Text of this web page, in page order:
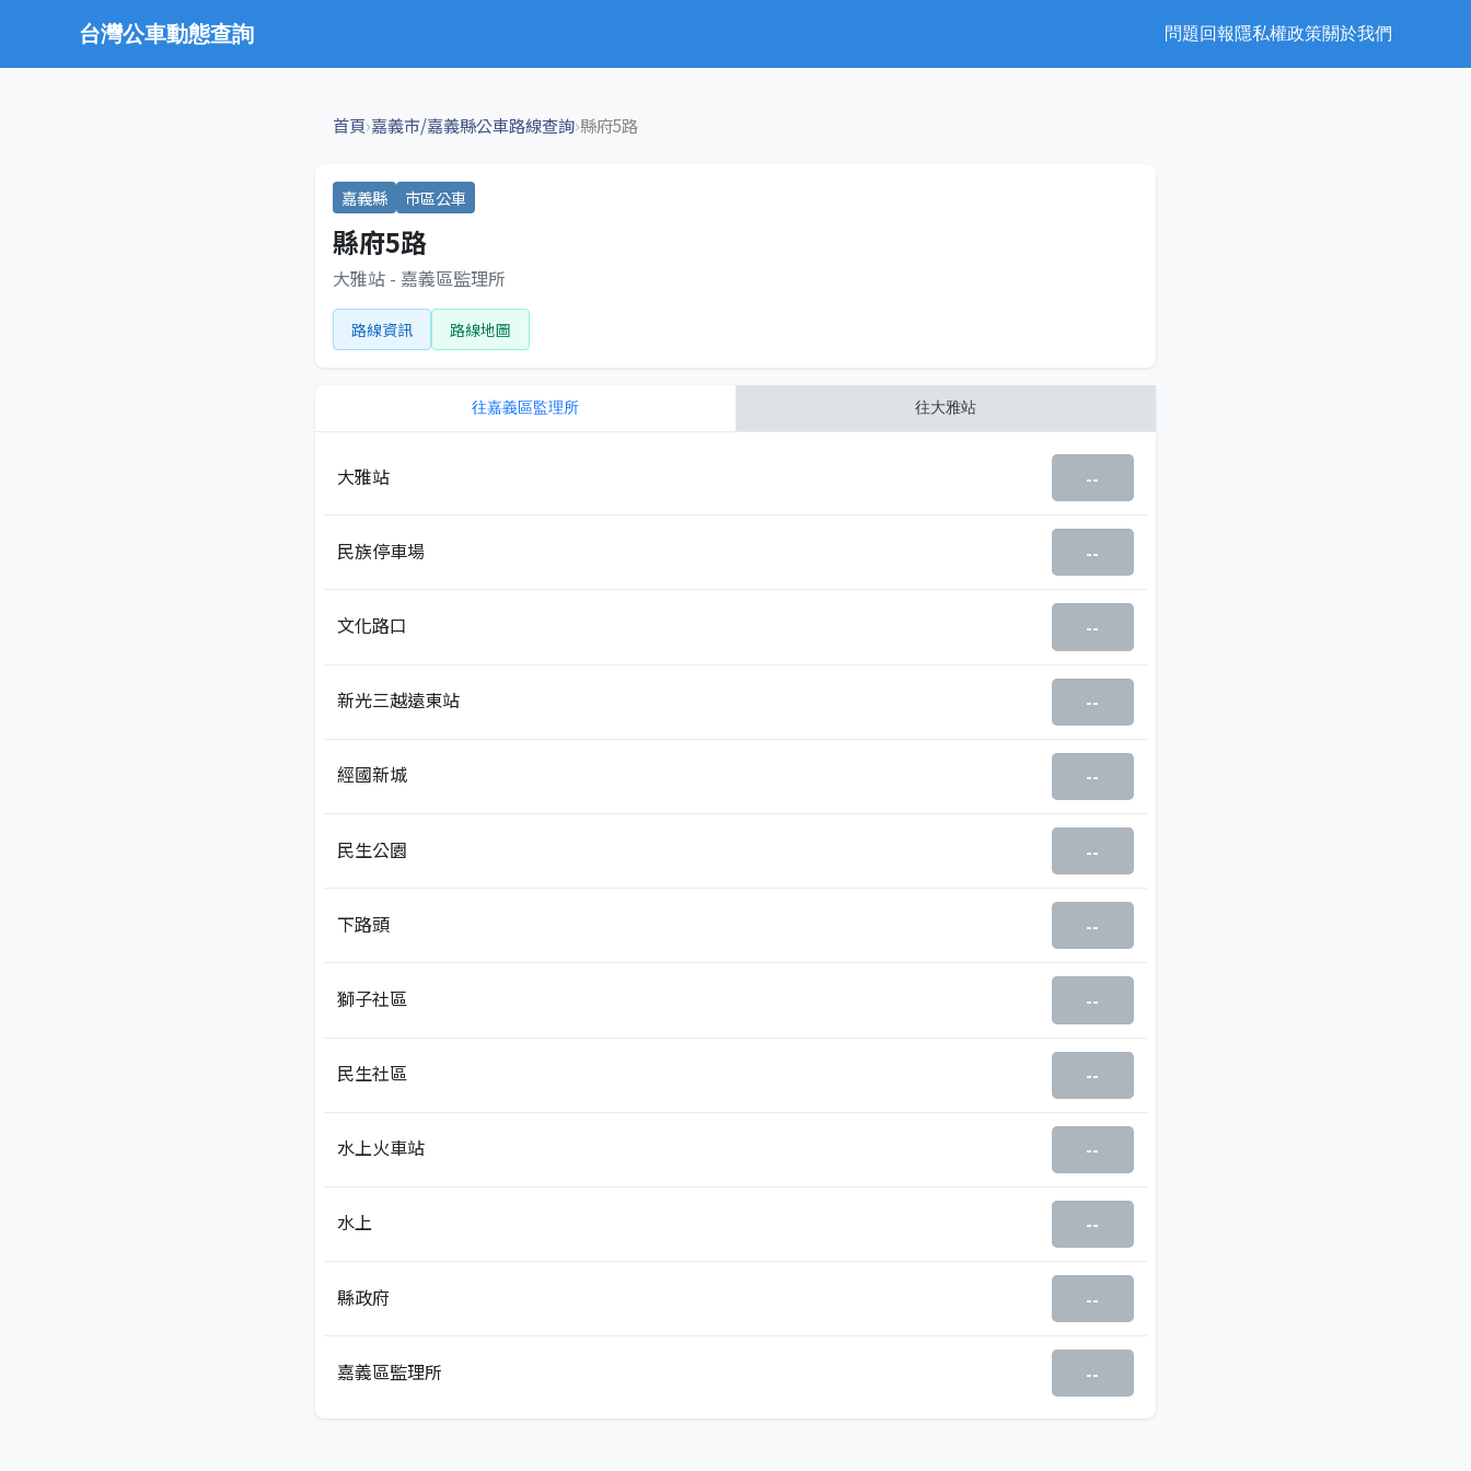
台灣公車動態查詢 問題回報隱私權政策關於我們
首頁›嘉義市/嘉義縣公車路線查詢›縣府5路
嘉義縣 市區公車
縣府5路
大雅站 - 嘉義區監理所
路線資訊 路線地圖
往嘉義區監理所 往大雅站
大雅站 --
民族停車場 --
文化路口 --
新光三越遠東站 --
經國新城 --
民生公園 --
下路頭 --
獅子社區 --
民生社區 --
水上火車站 --
水上 --
縣政府 --
嘉義區監理所 --